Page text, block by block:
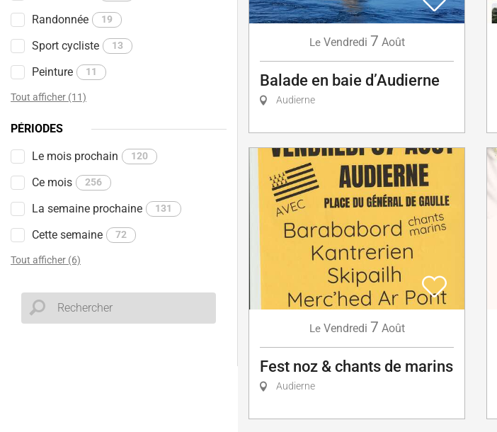
Randonnée 19
Sport cycliste 13
Peinture 11
Tout afficher (11)
PÉRIODES
Le mois prochain 120
Ce mois 256
La semaine prochaine 131
Cette semaine 72
Tout afficher (6)
Le Vendredi 7 Août
Balade en baie d’Audierne
Audierne
Le Vendredi 7 Août
Fest noz & chants de marins
Audierne